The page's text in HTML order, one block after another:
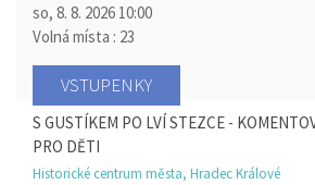
so, 8. 8. 2026 10:00
Volná místa : 23
VSTUPENKY
S GUSTÍKEM PO LVÍ STEZCE -
PRO DĚTI
Historické centrum města, Hradec Králové